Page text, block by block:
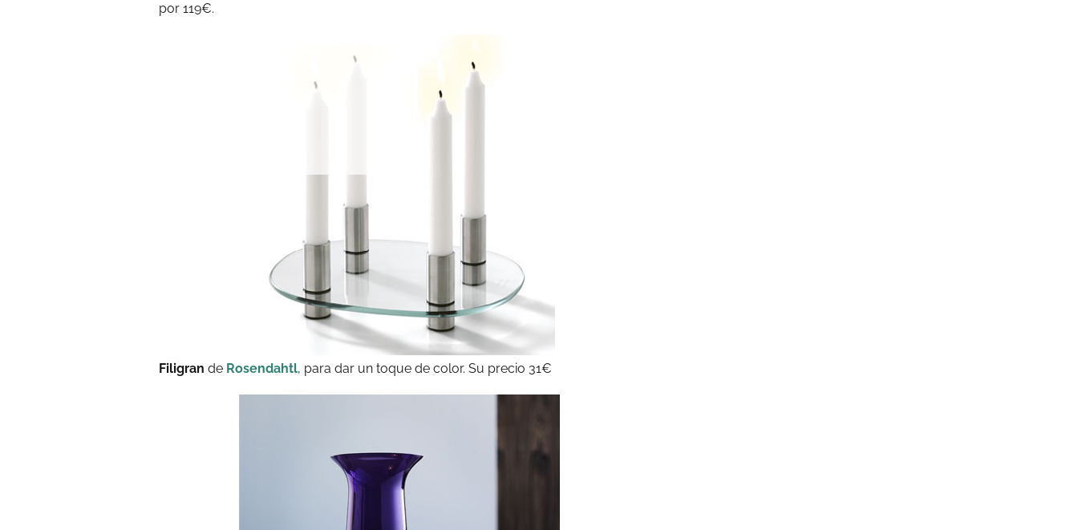
por 119€.
Filigran de Rosendahtl, para dar un toque de color. Su precio 31€